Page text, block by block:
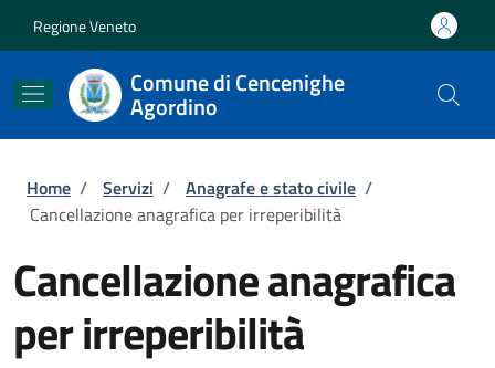
Regione Veneto
Comune di Cencenighe
Agordino
Briciole di pane
Home / Servizi / Anagrafe e stato civile /
Cancellazione anagrafica per irreperibilità
Cancellazione anagrafica
per irreperibilità